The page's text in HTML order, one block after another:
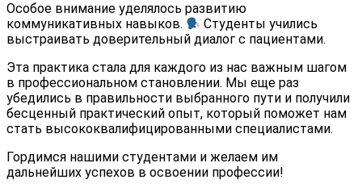
Особое внимание уделялось развитию
коммуникативных навыков.
Студенты учились
выстраивать доверительный диалог с пациентами.
Эта практика стала для каждого из нас важным шагом
в профессиональном становлении. Мы еще раз
убедились в правильности выбранного пути и получили
бесценный практический опыт, который поможет нам
стать высококвалифицированными специалистами.
Гордимся нашими студентами и желаем им
дальнейших успехов в освоении профессии!